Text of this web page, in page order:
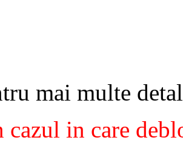
mai multe
cazul in care